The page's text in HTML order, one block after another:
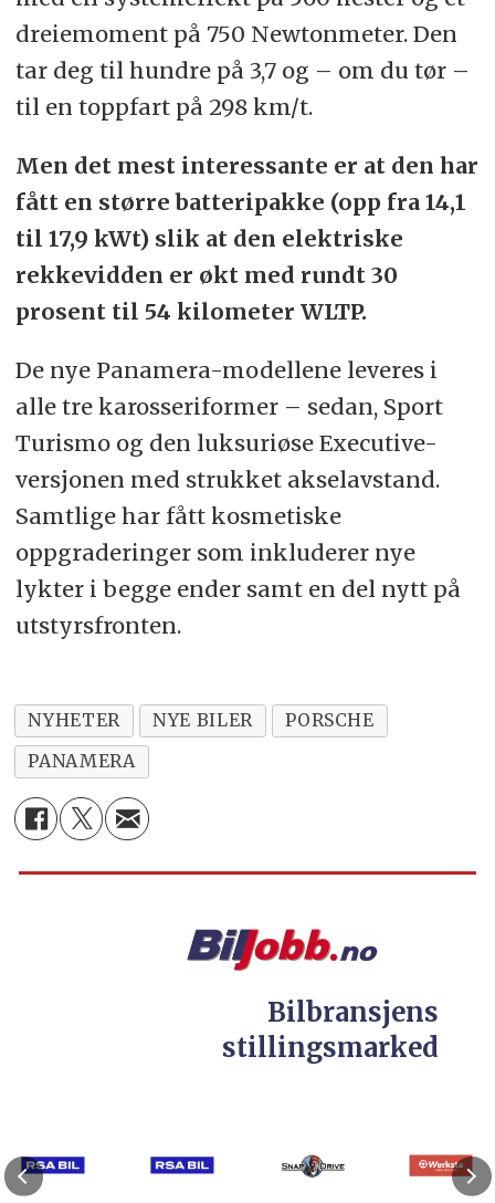
dreiemoment på 750 Newtonmeter. Den
tar deg til hundre på 3,7 og – om du tør –
til en toppfart på 298 km/t.
Men det mest interessante er at den har
fått en større batteripakke (opp fra 14,1
til 17,9 kWt) slik at den elektriske
rekkevidden er økt med rundt 30
prosent til 54 kilometer WLTP.
De nye Panamera-modellene leveres i
alle tre karosseriformer – sedan, Sport
Turismo og den luksuriøse Executive-
versjonen med strukket akselavstand.
Samtlige har fått kosmetiske
oppgraderinger som inkluderer nye
lykter i begge ender samt en del nytt på
utstyrsfronten.
NYHETER NYE BILER
PORSCHE
PANAMERA
Bilbransjens
stillingsmarked